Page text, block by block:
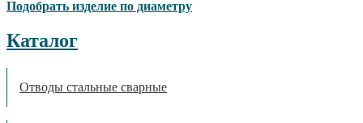
Подобрать изделие по диаметру
Каталог
Отводы стальные сварные